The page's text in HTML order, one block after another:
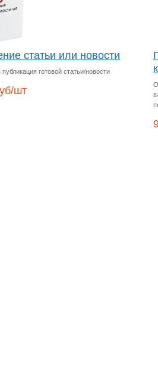
статьи или новости
готовой статьи/новости
шт